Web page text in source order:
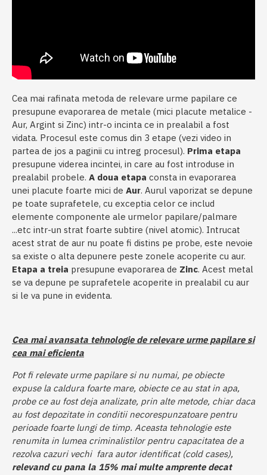
Cea mai rafinata metoda de relevare urme papilare ce
presupune evaporarea de metale (mici placute metalice -
Aur, Argint si Zinc) intr-o incinta ce in prealabil a fost
vidata. Procesul este comus din 3 etape (vezi video in
partea de jos a paginii cu intreg procesul). Prima etapa
presupune viderea incintei, in care au fost introduse in
prealabil probele. A doua etapa consta in evaporarea
unei placute foarte mici de Aur. Aurul vaporizat se depune
pe toate suprafetele, cu exceptia celor ce includ
elemente componente ale urmelor papilare/palmare
...etc intr-un strat foarte subtire (nivel atomic). Intrucat
acest strat de aur nu poate fi distins pe probe, este nevoie
sa existe o alta depunere peste zonele acoperite cu aur.
Etapa a treia presupune evaporarea de Zinc. Acest metal
se va depune pe suprafetele acoperite in prealabil cu aur
si le va pune in evidenta.
Cea mai avansata tehnologie de relevare urme papilare si
cea mai eficienta
Pot fi relevate urme papilare si nu numai, pe obiecte
expuse la caldura foarte mare, obiecte ce au stat in apa,
probe ce au fost deja analizate, prin alte metode, chiar daca
au fost depozitate in conditii necorespunzatoare pentru
perioade foarte lungi de timp. Aceasta tehnologie este
renumita in lumea criminalistilor pentru capacitatea de a
rezolva cazuri vechi fara autor identificat (cold cases),
relevand cu pana la 15% mai multe amprente decat